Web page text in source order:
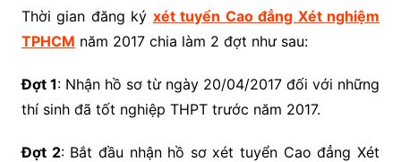
Thời gian đăng ký xét tuyển Cao đẳng Xét nghiệm
TPHCM năm 2017 chia làm 2 đợt như sau:
Đợt 1: Nhận hồ sơ từ ngày 20/04/2017 đối với những
thí sinh đã tốt nghiệp THPT trước năm 2017.
Đợt 2: Bắt đầu nhận hồ sơ xét tuyển Cao đẳng Xét